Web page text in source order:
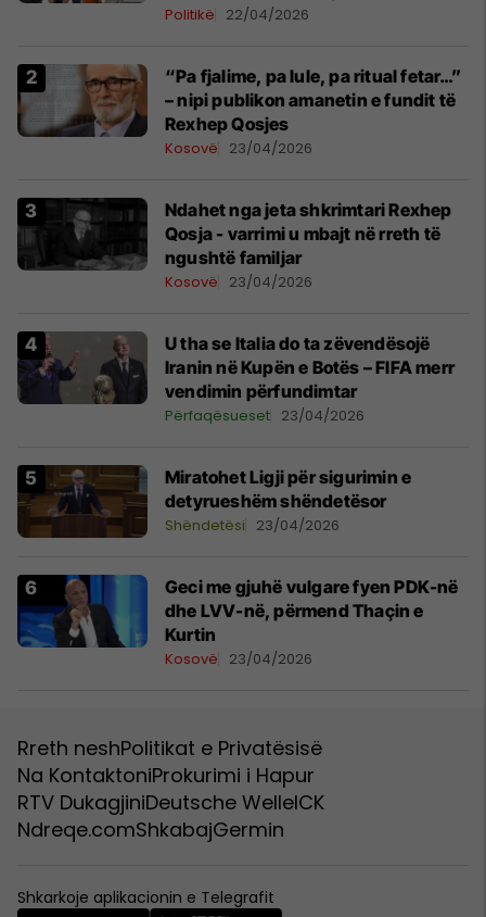
mënyrë spontane
Politikë 22/04/2026
“Pa fjalime, pa lule, pa ritual fetar…”
– nipi publikon amanetin e fundit të
Rexhep Qosjes
Kosovë 23/04/2026
Ndahet nga jeta shkrimtari Rexhep
Qosja - varrimi u mbajt në rreth të
ngushtë familjar
Kosovë 23/04/2026
U tha se Italia do ta zëvendësojë
Iranin në Kupën e Botës – FIFA merr
vendimin përfundimtar
Përfaqësueset 23/04/2026
Miratohet Ligji për sigurimin e
detyrueshëm shëndetësor
Shëndetësi 23/04/2026
Geci me gjuhë vulgare fyen PDK-në
dhe LVV-në, përmend Thaçin e
Kurtin
Kosovë 23/04/2026
Rreth neshPolitikat e Privatësisë
Na KontaktoniProkurimi i Hapur
RTV DukagjiniDeutsche WelleICK
Ndreqe.comShkabajGermin
Shkarkoje aplikacionin e Telegrafit